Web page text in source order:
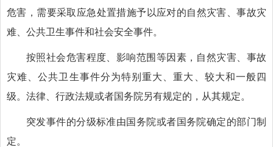
危害，需要采取应急处置措施予以应对的自然灾害、事故灾
难、公共卫生事件和社会安全事件。
按照社会危害程度、影响范围等因素，自然灾害、事故
灾难、公共卫生事件分为特别重大、重大、较大和一般四
级。法律、行政法规或者国务院另有规定的，从其规定。
突发事件的分级标准由国务院或者国务院确定的部门制
定。